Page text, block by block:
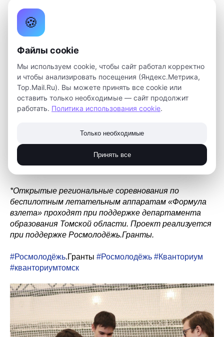
Благодарим наших партнеров:
гонок Дронов Томской области
Департамент образования Томской области
робототехника
Выражаем искреннюю благодарность всем
участникам и организаторам проекта за активную
работу, стремление к развитию и высокий уровень
Именно благодаря вашему вкладу проект «Формула
взлёта» стал ярким, содержательным и по-
*Открытые региональные соревнования по
беспилотным летательным аппаратам «Формула
взлета» проходят при поддержке департамента
образования Томской области. Проект реализуется
при поддержке Росмолодёжь.Гранты.
#Росмолодёжь.Гранты #Росмолодёжь #Кванториум
#кванториумтомск
🍪
Файлы cookie
Мы используем cookie, чтобы сайт работал корректно
и чтобы анализировать посещения (Яндекс.Метрика,
Top.Mail.Ru). Вы можете принять все cookie или
оставить только необходимые — сайт продолжит
работать. Политика использования cookie.
Только необходимые
Принять все